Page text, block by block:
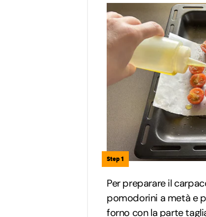
Step 1
Per preparare il
pomodorini a metà e
forno con la parte